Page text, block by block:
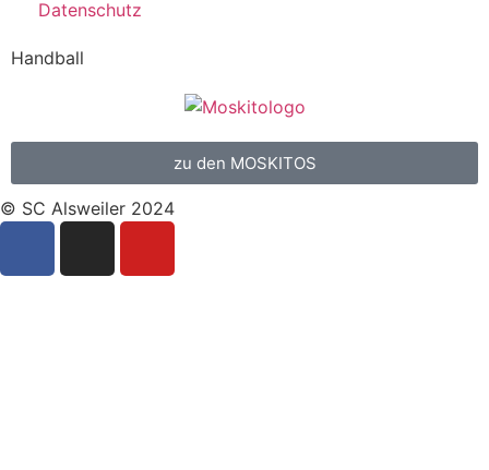
Datenschutz
Handball
zu den MOSKITOS
© SC Alsweiler 2024